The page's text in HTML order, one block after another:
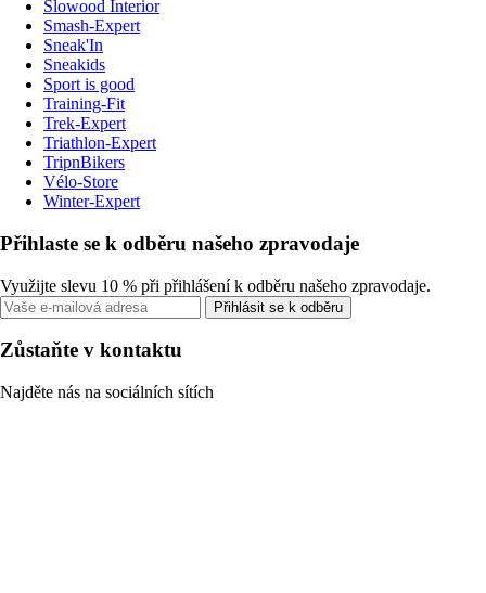
Slowood Interior
Smash-Expert
Sneak'In
Sneakids
Sport is good
Training-Fit
Trek-Expert
Triathlon-Expert
TripnBikers
Vélo-Store
Winter-Expert
Přihlaste se k odběru našeho zpravodaje
Využijte slevu 10 % při přihlášení k odběru našeho zpravodaje.
Přihlásit se k odběru
Zůstaňte v kontaktu
Najděte nás na sociálních sítích